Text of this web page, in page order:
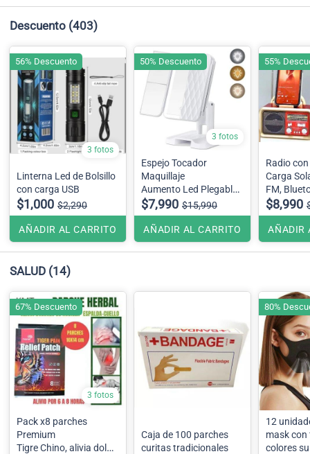
Descuento (403)
3 fotos
Linterna Led de Bolsillo
con carga USB
$1,000 $2,290
AÑADIR AL CARRITO
56% Descuento
3 fotos
Espejo Tocador
Maquillaje
Aumento Led Plegable
Colores Blanco y Negro
$7,990 $15,990
AÑADIR AL CARRITO
50% Descuento
Radio
Carga
FM,
entrada
cuenta
opción
$8,990
AÑADIR
55%
SALUD (14)
3 fotos
Pack x8 parches
Premium
Tigre Chino, alivia dolor
67% Descuento
Caja de 100 parches
curitas tradicionales
12 unidades
mask
colores
80%